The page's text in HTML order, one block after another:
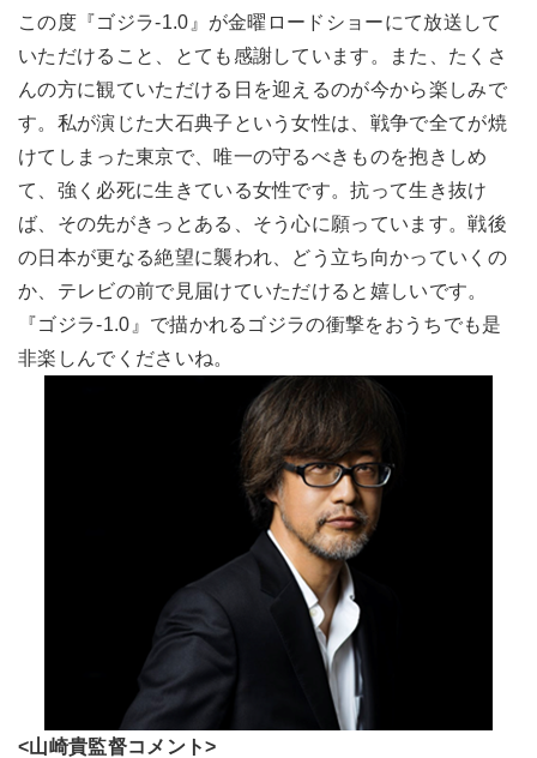
この度『ゴジラ-1.0』が金曜ロードショーにて放送して
いただけること、とても感謝しています。また、たくさ
んの方に観ていただける日を迎えるのが今から楽しみで
す。私が演じた大石典子という女性は、戦争で全てが焼
けてしまった東京で、唯一の守るべきものを抱きしめ
て、強く必死に生きている女性です。抗って生き抜け
ば、その先がきっとある、そう心に願っています。戦後
の日本が更なる絶望に襲われ、どう立ち向かっていくの
か、テレビの前で見届けていただけると嬉しいです。
『ゴジラ-1.0』で描かれるゴジラの衝撃をおうちでも是
非楽しんでくださいね。
<山崎貴監督コメント>